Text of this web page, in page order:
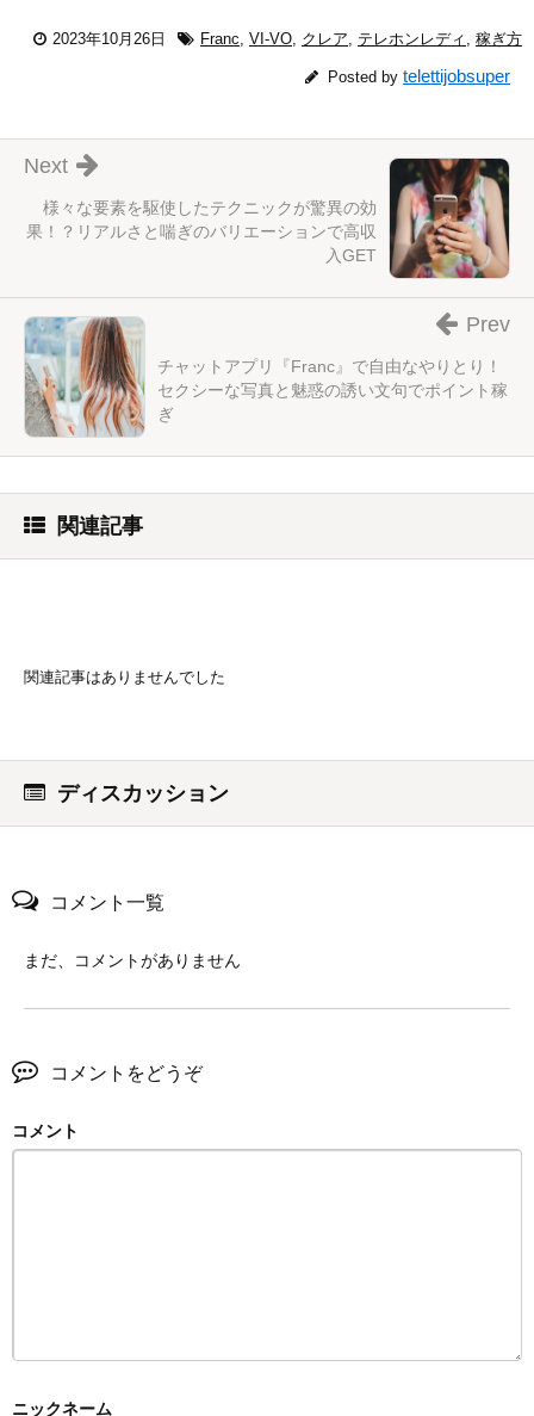
2023年10月26日 Franc, VI-VO, クレア, テレホンレディ , 稼ぎ方
Posted by telettijobsuper
様々な要素を駆使したテクニックが驚異の効
果！？リアルさと喘ぎのバリエーションで高収
入GET
Next
チャットアプリ『Franc』で自由なやりとり！
セクシーな写真と魅惑の誘い文句でポイント稼
ぎ
Prev
関連記事
関連記事はありませんでした
ディスカッション
コメント一覧
まだ、コメントがありません
コメントをどうぞ
コメント